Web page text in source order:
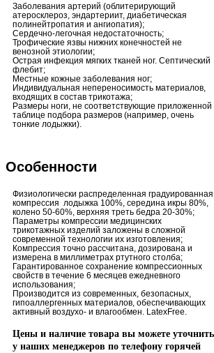
Заболевания артерий (облитерирующий
атеросклероз, эндартериит, диабетическая
полинейтропатия и ангиопатия);
Сердечно-легочная недостаточность;
Трофические язвы нижних конечностей не
венозной этиологии;
Острая инфекция мягких тканей ног. Септический
флебит;
Местные кожные заболевания ног;
Индивидуальная непереносимость материалов,
входящих в состав трикотажа;
Размеры ноги, не соответствующие приложенной
таблице подбора размеров (например, очень
тонкие лодыжки).
Особенности
Физиологически распределенная градуированная
компрессия ­ лодыжка 100%, середина икры 80%,
колено 50-60%, верхняя треть бедра 20-30%;
Параметры компрессии медицинских
трикотажных изделий заложены в сложной
современной технологии их изготовления;
Компрессия точно рассчитана, дозирована и
измерена в миллиметрах ртутного столба;
Гарантированное сохранение компрессионных
свойств в течение 6 месяцев ежедневного
использования;
Производится из современных, безопасных,
гипоаллергенных материалов, обеспечивающих
активный воздухо- и влагообмен. LatexFree.
Цены и наличие товара вы можете уточнить
у наших менеджеров по телефону горячей